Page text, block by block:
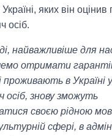
яких він
осіб.
найважливіше для
отримати
проживають в Україні
осіб, знову зможуть
своєю рідною
сфері, в